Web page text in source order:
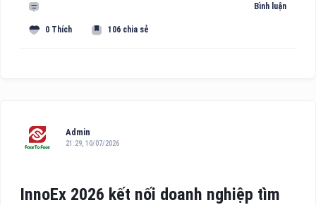
Bình luận
0 Thích 106 chia sẻ
Admin
21:29, 10/07/2026
InnoEx 2026 kết nối doanh nghiệp tìm